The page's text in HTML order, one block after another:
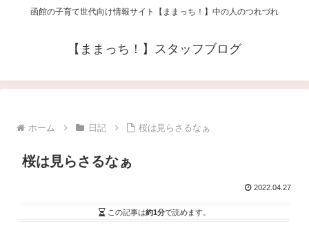
函館の子育て世代向け情報サイト【ままっち！】中の人のつれづれ
【ままっち！】スタッフブログ
ホーム 日記 桜は見らさるなぁ
桜は見らさるなぁ
2022.04.27
この記事は約1分で読めます。